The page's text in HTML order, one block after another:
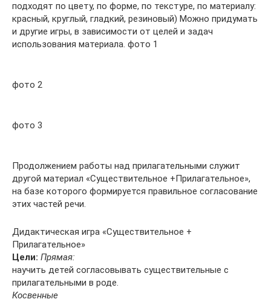
подходят по цвету, по форме, по текстуре, по материалу:
красный, круглый, гладкий, резиновый) Можно придумать
и другие игры, в зависимости от целей и задач
использования материала. фото 1
фото 2
фото 3
Продолжением работы над прилагательными служит
другой материал «Существительное +Прилагательное»,
на базе которого формируется правильное согласование
этих частей речи.
Дидактическая игра «Существительное +
Прилагательное»
Цели: Прямая:
научить детей согласовывать существительные с
прилагательными в роде.
Косвенные